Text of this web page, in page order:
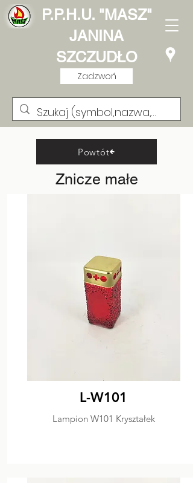
P.P.H.U. "MASZ"
JANINA
SZCZUDŁO
Zadzwoń
Powtót
Znicze małe
L-W101
Lampion W101 Kryształek